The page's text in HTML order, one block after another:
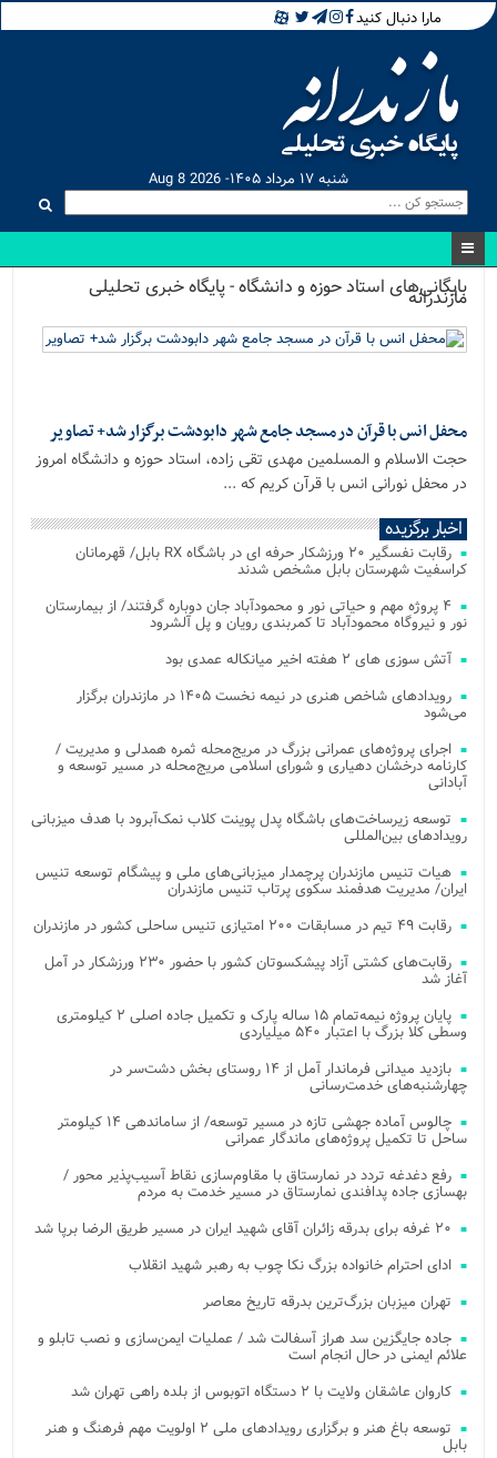
مارا دنبال کنید
شنبه ۱۷ مرداد ۱۴۰۵- Aug 8 2026
بایگانی‌های استاد حوزه و دانشگاه - پایگاه خبری تحلیلی
مازندرانه
محفل انس با قرآن در مسجد جامع شهر دابودشت برگزار شد+ تصاویر
حجت الاسلام و المسلمین مهدی تقی زاده، استاد حوزه و دانشگاه امروز
در محفل نورانی انس با قرآن کریم که ...
اخبار برگزیده
رقابت نفسگیر ۲۰ ورزشکار حرفه ای در باشگاه RX بابل/ قهرمانان
کراسفیت شهرستان بابل مشخص شدند
۴ پروژه مهم و حیاتی نور و محمودآباد جان دوباره گرفتند/ از بیمارستان
نور و نیروگاه محمودآباد تا کمربندی رویان و پل آلشرود
آتش‌ سوزی‌ های ۲ هفته اخیر میانکاله عمدی بود
رویدادهای شاخص هنری در نیمه نخست ۱۴۰۵ در مازندران برگزار
می‌شود
اجرای پروژه‌های عمرانی بزرگ در مریج‌محله ثمره همدلی و مدیریت /
کارنامه درخشان دهیاری و شورای اسلامی مریج‌محله در مسیر توسعه و
آبادانی
توسعه زیرساخت‌های باشگاه پدل پوینت کلاب نمک‌آبرود با هدف میزبانی
رویدادهای بین‌المللی
هیات تنیس مازندران پرچمدار میزبانی‌های ملی و پیشگام توسعه تنیس
ایران/ مدیریت هدفمند سکوی پرتاب تنیس مازندران
رقابت ۴۹ تیم در مسابقات ۲۰۰ امتیازی تنیس ساحلی کشور در مازندران
رقابت‌های کشتی آزاد پیشکسوتان کشور با حضور ۲۳۰ ورزشکار در آمل
آغاز شد
پایان پروژه نیمه‌تمام ۱۵ ساله پارک و تکمیل جاده اصلی ۲ کیلومتری
وسطی کلا بزرگ با اعتبار ۵۴۰ میلیاردی
بازدید میدانی فرماندار آمل از ۱۴ روستای بخش دشت‌سر در
چهارشنبه‌های خدمت‌رسانی
چالوس آماده جهشی تازه در مسیر توسعه/ از ساماندهی ۱۴ کیلومتر
ساحل تا تکمیل پروژه‌های ماندگار عمرانی
رفع دغدغه تردد در نمارستاق با مقاوم‌سازی نقاط آسیب‌پذیر محور /
بهسازی جاده پدافندی نمارستاق در مسیر خدمت به مردم
۲۰ غرفه برای بدرقه زائران آقای شهید ایران در مسیر طریق الرضا برپا شد
ادای احترام خانواده بزرگ نکا چوب به رهبر شهید انقلاب
تهران میزبان بزرگ‌ترین بدرقه تاریخ معاصر
جاده جایگزین سد هراز آسفالت شد / عملیات ایمن‌سازی و نصب تابلو و
علائم ایمنی در حال انجام است
کاروان عاشقان ولایت با ۲ دستگاه اتوبوس از بلده راهی تهران شد
توسعه باغ هنر و برگزاری رویدادهای ملی ۲ اولویت مهم فرهنگ و هنر
بابل